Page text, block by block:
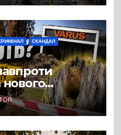
СКАНДАЛ
нового
VARUS на
всохли
чи